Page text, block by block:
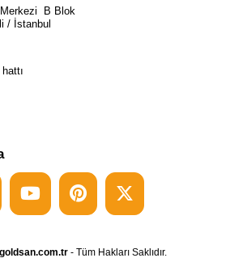
B Blok
/ İstanbul
goldsan.com.tr - Tüm Hakları Saklıdır.